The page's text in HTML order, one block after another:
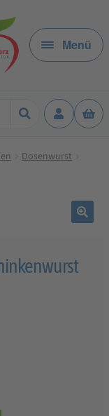
Menü
Dosenwurst